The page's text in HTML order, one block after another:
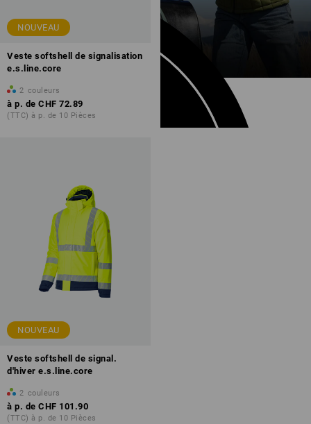
NOUVEAU
Veste softshell de signalisation
e.s.line.core
2 couleurs
à p. de CHF 72.89
(TTC) à p. de 10 Pièces
NOUVEAU
Veste softshell de signal.
d'hiver e.s.line.core
2 couleurs
à p. de CHF 101.90
(TTC) à p. de 10 Pièces